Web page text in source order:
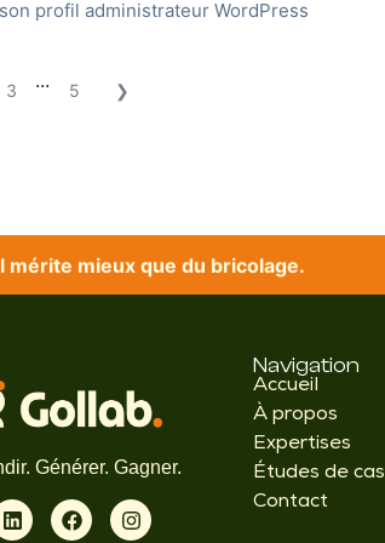
profil administrateur WordPress
3 ... 5 ❯
mérite mieux que du bricolage.
Générer. Gagner.
Navigation
Accueil
À propos
Expertises
Études de cas
Contact